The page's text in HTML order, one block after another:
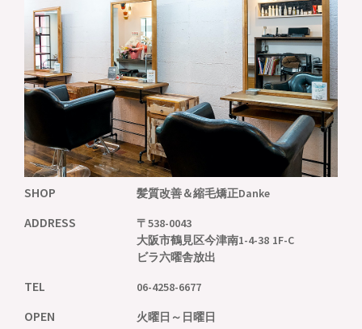
SHOP 髪質改善＆縮毛矯正Danke
ADDRESS
〒538-0043
大阪市鶴見区今津南1-4-38 1F-C
ビラ六曜舎放出
TEL 06-4258-6677
OPEN
火曜日～日曜日